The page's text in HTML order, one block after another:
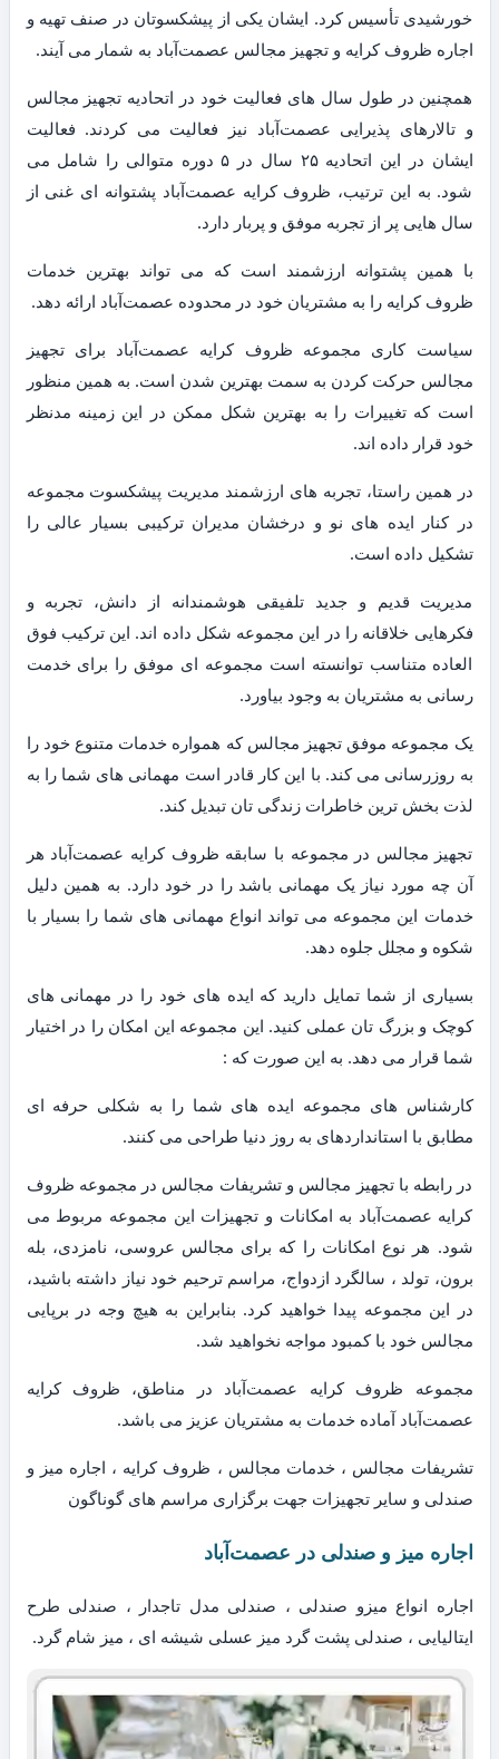
خورشیدی تأسیس کرد. ایشان یکی از پیشکسوتان در صنف تهیه و
اجاره ظروف کرایه و تجهیز مجالس عصمت‌آباد به شمار می آیند.
همچنین در طول سال های فعالیت خود در اتحادیه تجهیز مجالس
و تالارهای پذیرایی عصمت‌آباد نیز فعالیت می کردند. فعالیت
ایشان در این اتحادیه ۲۵ سال در ۵ دوره متوالی را شامل می
شود. به این ترتیب، ظروف کرایه عصمت‌آباد پشتوانه ای غنی از
سال هایی پر از تجربه موفق و پربار دارد.
با همین پشتوانه ارزشمند است که می تواند بهترین خدمات
ظروف کرایه را به مشتریان خود در محدوده عصمت‌آباد ارائه دهد.
سیاست کاری مجموعه ظروف کرایه عصمت‌آباد برای تجهیز
مجالس حرکت کردن به سمت بهترین شدن است. به همین منظور
است که تغییرات را به بهترین شکل ممکن در این زمینه مدنظر
خود قرار داده اند.
در همین راستا، تجربه های ارزشمند مدیریت پیشکسوت مجموعه
در کنار ایده های نو و درخشان مدیران ترکیبی بسیار عالی را
تشکیل داده است.
مدیریت قدیم و جدید تلفیقی هوشمندانه از دانش، تجربه و
فکرهایی خلاقانه را در این مجموعه شکل داده اند. این ترکیب فوق
العاده متناسب توانسته است مجموعه ای موفق را برای خدمت
رسانی به مشتریان به وجود بیاورد.
یک مجموعه موفق تجهیز مجالس که همواره خدمات متنوع خود را
به روزرسانی می کند. با این کار قادر است مهمانی های شما را به
لذت بخش ترین خاطرات زندگی تان تبدیل کند.
تجهیز مجالس در مجموعه با سابقه ظروف کرایه عصمت‌آباد هر
آن چه مورد نیاز یک مهمانی باشد را در خود دارد. به همین دلیل
خدمات این مجموعه می تواند انواع مهمانی های شما را بسیار با
شکوه و مجلل جلوه دهد.
بسیاری از شما تمایل دارید که ایده های خود را در مهمانی های
کوچک و بزرگ تان عملی کنید. این مجموعه این امکان را در اختیار
شما قرار می دهد. به این صورت که :
کارشناس های مجموعه ایده های شما را به شکلی حرفه ای
مطابق با استانداردهای به روز دنیا طراحی می کنند.
در رابطه با تجهیز مجالس و تشریفات مجالس در مجموعه ظروف
کرایه عصمت‌آباد به امکانات و تجهیزات این مجموعه مربوط می
شود. هر نوع امکانات را که برای مجالس عروسی، نامزدی، بله
برون، تولد ، سالگرد ازدواج، مراسم ترحیم خود نیاز داشته باشید،
در این مجموعه پیدا خواهید کرد. بنابراین به هیچ وجه در برپایی
مجالس خود با کمبود مواجه نخواهید شد.
مجموعه ظروف کرایه عصمت‌آباد در مناطق، ظروف کرایه
عصمت‌آباد آماده خدمات به مشتریان عزیز می باشد.
تشریفات مجالس ، خدمات مجالس ، ظروف کرایه ، اجاره میز و
صندلی و سایر تجهیزات جهت برگزاری مراسم های گوناگون
اجاره میز و صندلی در عصمت‌آباد
اجاره انواع میزو صندلی ، صندلی مدل تاجدار ، صندلی طرح
ایتالیایی ، صندلی پشت گرد میز عسلی شیشه ای ، میز شام گرد.